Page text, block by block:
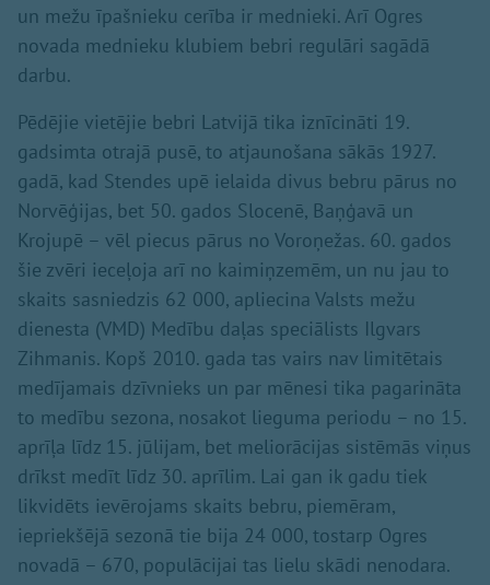
un mežu īpašnieku cerība ir mednieki. Arī Ogres
novada mednieku klubiem bebri regulāri sagādā
darbu.
Pēdējie vietējie bebri Latvijā tika iznīcināti 19.
gadsimta otrajā pusē, to atjaunošana sākās 1927.
gadā, kad Stendes upē ielaida divus bebru pārus no
Norvēģijas, bet 50. gados Slocenē, Baņģavā un
Krojupē – vēl piecus pārus no Voroņežas. 60. gados
šie zvēri ieceļoja arī no kaimiņzemēm, un nu jau to
skaits sasniedzis 62 000, apliecina Valsts mežu
dienesta (VMD) Medību daļas speciālists Ilgvars
Zihmanis. Kopš 2010. gada tas vairs nav limitētais
medījamais dzīvnieks un par mēnesi tika pagarināta
to medību sezona, nosakot lieguma periodu – no 15.
aprīļa līdz 15. jūlijam, bet meliorācijas sistēmās viņus
drīkst medīt līdz 30. aprīlim. Lai gan ik gadu tiek
likvidēts ievērojams skaits bebru, piemēram,
iepriekšējā sezonā tie bija 24 000, tostarp Ogres
novadā – 670, populācijai tas lielu skādi nenodara.